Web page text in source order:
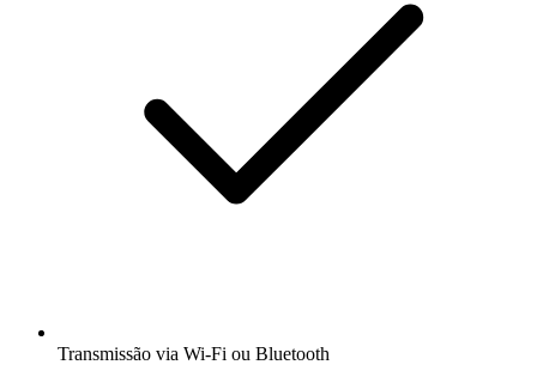
Transmissão via Wi-Fi ou Bluetooth